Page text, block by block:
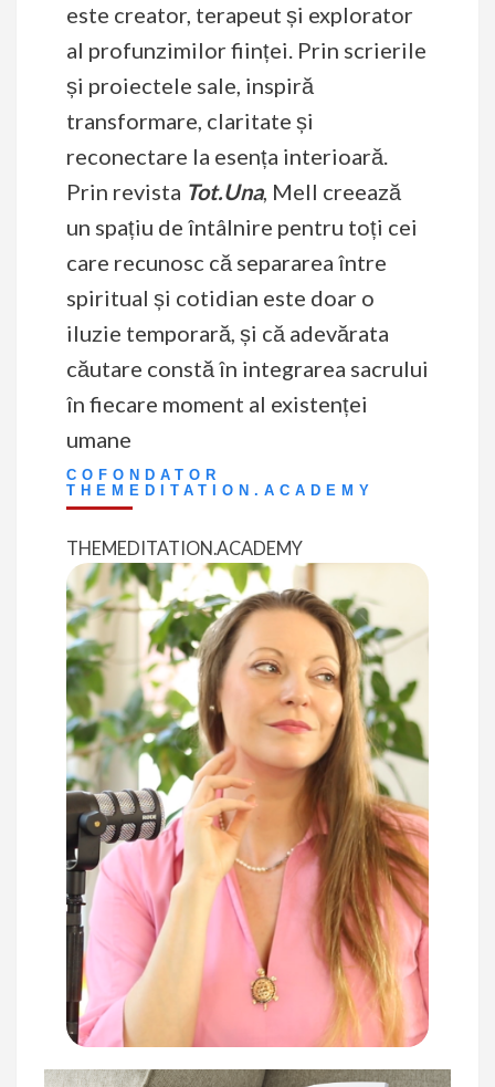
este creator, terapeut și explorator
al profunzimilor ființei. Prin scrierile
și proiectele sale, inspiră
transformare, claritate și
reconectare la esența interioară.
Prin revista Tot.Una, Mell creează
un spațiu de întâlnire pentru toți cei
care recunosc că separarea între
spiritual și cotidian este doar o
iluzie temporară, și că adevărata
căutare constă în integrarea sacrului
în fiecare moment al existenței
umane
COFONDATOR
THEMEDITATION.ACADEMY
THEMEDITATION.ACADEMY